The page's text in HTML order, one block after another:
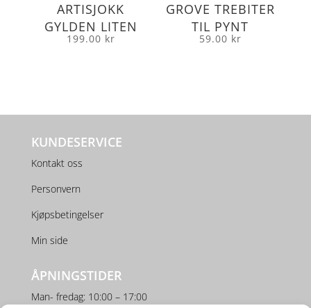
ARTISJOKK
GYLDEN LITEN
199.00 kr
GROVE TREBITER
TIL PYNT
59.00 kr
KUNDESERVICE
Kontakt oss
Personvern
Kjøpsbetingelser
Min side
ÅPNINGSTIDER
Man- fredag: 10:00 – 17:00